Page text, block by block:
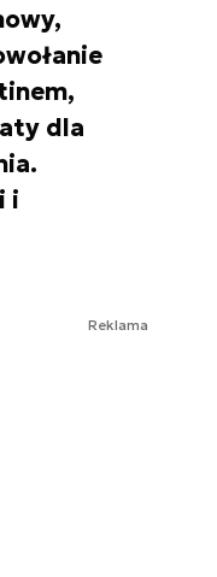
dla
i
Reklama